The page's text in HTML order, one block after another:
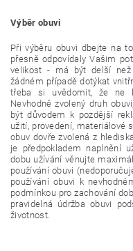
Výběr obuvi
Při výběru obuvi dbejte na
přesně odpovídaly Vašim
velikost - má být delší
žádném případě dotýkat
třeba si uvědomit, že ne
Nevhodně zvolený druh
být důvodem k pozdější
užití, provedení, materiálové
obuv dovře zvolená z
je předpokladem naplnění
dobu užívání věnujte
používání obuvi
používání obuvi k
podmínkou pro zachování
pravidelná údržba obuvi
životnost.